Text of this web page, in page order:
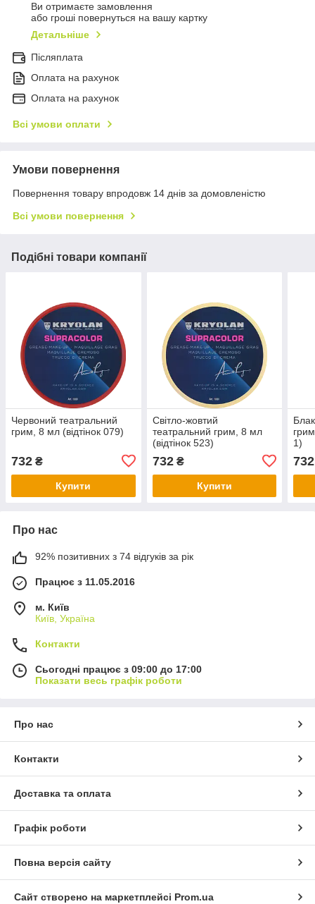
Ви отримаєте замовлення
або гроші повернуться на вашу картку
Детальніше
Післяплата
Оплата на рахунок
Оплата на рахунок
Всі умови оплати
Умови повернення
Повернення товару впродовж 14 днів за домовленістю
Всі умови повернення
Подібні товари компанії
Червоний театральний
грим, 8 мл (відтінок 079)
732 ₴
Купити
Світло-жовтий
театральний грим, 8 мл
(відтінок 523)
732₴
Купити
1)
732
Про нас
92% позитивних з 74 відгуків за рік
Працює з 11.05.2016
м. Київ
Київ, Україна
Контакти
Сьогодні працює з 09:00 до 17:00
Показати весь графік роботи
Про нас
Контакти
Доставка та оплата
Графік роботи
Повна версія сайту
Сайт створено на маркетплейсі Prom.ua